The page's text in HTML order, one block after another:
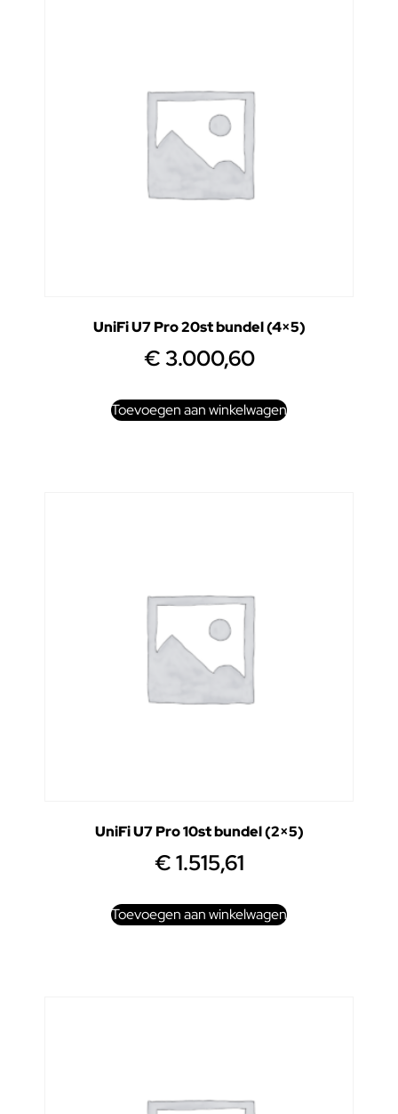
UniFi U7 Pro 20st bundel (4×5)
€3.000,60
Toevoegen aan winkelwagen
UniFi U7 Pro 10st bundel (2×5)
€1.515,61
Toevoegen aan winkelwagen